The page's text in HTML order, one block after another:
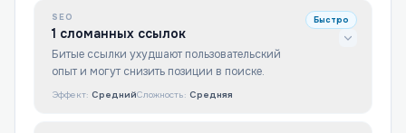
SEO
1 сломанных ссылок
Битые ссылки ухудшают пользовательский
опыт и могут снизить позиции в поиске.
Быстро
Эффект: СреднийСложность: Средняя